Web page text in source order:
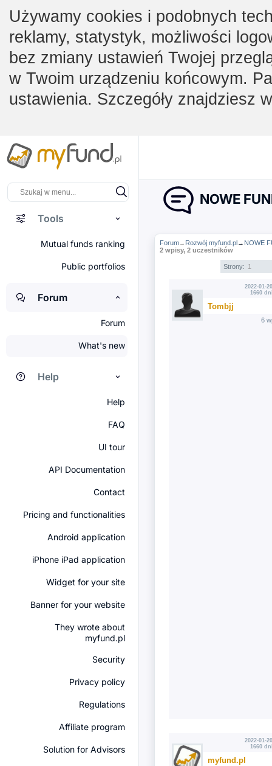
Używamy cookies i podobnych
reklamy, statystyk, możliwości
bez zmiany ustawień Twojej
w Twoim urządzeniu końcowym.
ustawienia. Szczegóły znajdziesz
Tools
Mutual funds ranking
Public portfolios
Forum
Forum
What's new
Help
Help
FAQ
UI tour
API Documentation
Contact
Pricing and functionalities
Android application
iPhone iPad application
Widget for your site
Banner for your website
They wrote about
myfund.pl
Security
Privacy policy
Regulations
Affiliate program
Solution for Advisors
NOWE
Forum→ Rozwój myfund.pl→ NOWE
2 wpisy, 2 uczestników
Strony: 1
2022-01-
1660
Tombjj
6
2022-01-
1660
myfund.pl